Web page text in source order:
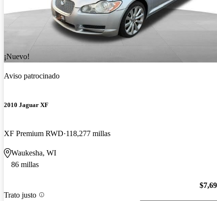
¡Nuevo!
Aviso patrocinado
2010 Jaguar XF
XF Premium RWD 118,277 millas
Waukesha, WI
86 millas
Trato justo